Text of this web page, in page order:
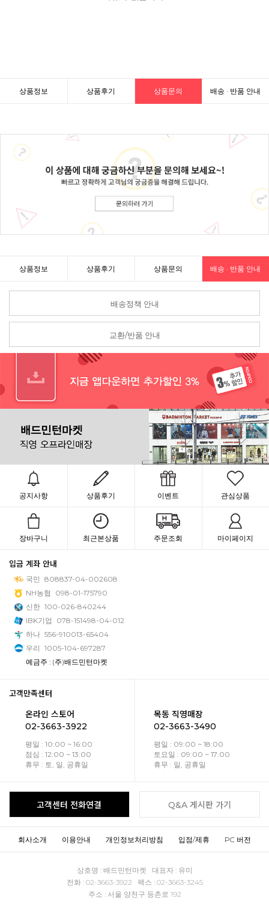
상품정보 상품후기 상품문의 배송 · 반품 안내
상품정보 상품후기 상품문의 배송 · 반품 안내
배송정책 안내
교환/반품 안내
공지사항 상품후기 이벤트 관심상품
장바구니 최근본상품 주문조회 마이페이지
입금 계좌 안내
국민 808837-04-002608
NH농협
098-01-175790
신한 100-026-840244
IBK기업
078-151498-04-012
하나 556-910013-65404
우리 1005-104-697287
예금주 : (주)배드민턴마켓
고객만족센터
온라인 스토어
02-3663-3922
평일 : 10:00 ~ 16:00
점심 : 12:00 ~ 13:00
휴무 : 토, 일, 공휴일
목동 직영매장
02-3663-3490
평일 : 09:00 ~ 18:00
토요일 : 09:00 ~ 17:00
휴무 : 일, 공휴일
고객센터 전화연결 Q&A 게시판 가기
회사소개 이용안내 개인정보처리방침 입점/제휴 PC 버전
상호명 : 배드민턴마켓 대표자 : 유미
전화 : 02-3663-3922 팩스 : 02-3663-3245
주소 : 서울 양천구 등촌로 192